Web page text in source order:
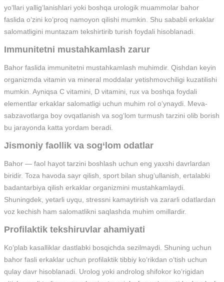
yo‘llari yallig‘lanishlari yoki boshqa urologik muammolar bahor
faslida o‘zini ko‘proq namoyon qilishi mumkin. Shu sababli erkaklar
salomatligini muntazam tekshirtirib turish foydali hisoblanadi.
Immunitetni mustahkamlash zarur
Bahor faslida immunitetni mustahkamlash muhimdir. Qishdan keyin
organizmda vitamin va mineral moddalar yetishmovchiligi kuzatilishi
mumkin. Ayniqsa C vitamini, D vitamini, rux va boshqa foydali
elementlar erkaklar salomatligi uchun muhim rol o‘ynaydi. Meva-
sabzavotlarga boy ovqatlanish va sog‘lom turmush tarzini olib borish
bu jarayonda katta yordam beradi.
Jismoniy faollik va sog‘lom odatlar
Bahor — faol hayot tarzini boshlash uchun eng yaxshi davrlardan
biridir. Toza havoda sayr qilish, sport bilan shug‘ullanish, ertalabki
badantarbiya qilish erkaklar organizmini mustahkamlaydi.
Shuningdek, yetarli uyqu, stressni kamaytirish va zararli odatlardan
voz kechish ham salomatlikni saqlashda muhim omillardir.
Profilaktik tekshiruvlar ahamiyati
Ko‘plab kasalliklar dastlabki bosqichda sezilmaydi. Shuning uchun
bahor fasli erkaklar uchun profilaktik tibbiy ko‘rikdan o‘tish uchun
qulay davr hisoblanadi. Urolog yoki androlog shifokor ko‘rigidan